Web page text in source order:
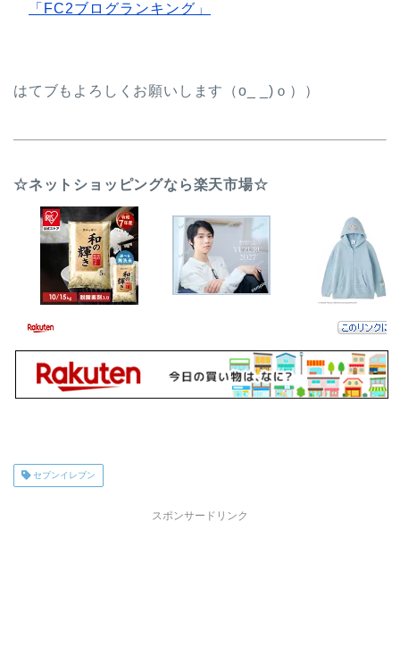
「FC2ブログランキング」
はてブもよろしくお願いします（o_ _)ｏ））
☆ネットショッピングなら楽天市場☆
セブンイレブン
スポンサードリンク